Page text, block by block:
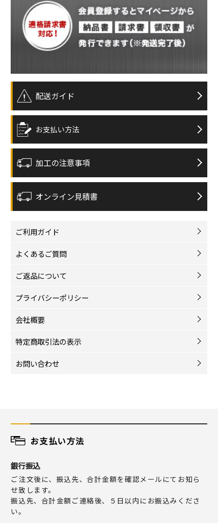
配送ガイド
お支払い方法
加工の注意事項
オンライン見積書
ご利用ガイド
よくあるご質問
ご返品について
プライバシーポリシー
会社概要
特定商取引法の表示
お問い合わせ
お支払い方法
銀行振込
ご注文後に、振込先、合計金額を確認メールにてお知ら
せ致します。
振込先、合計金額ご連絡後、５日以内にお振込みくださ
い。